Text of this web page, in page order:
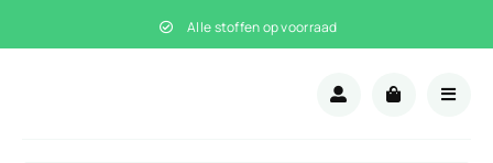
naar
Alle stoffen op voorraad